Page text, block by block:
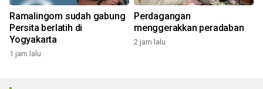
Ramalingom sudah gabung
Persita berlatih di
Yogyakarta
1 jam lalu
Perdagangan
menggerakkan peradaban
2 jam lalu